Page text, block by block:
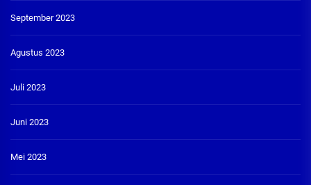
September 2023
Agustus 2023
Juli 2023
Juni 2023
Mei 2023